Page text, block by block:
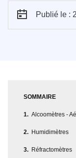
Publié le :
SOMMAIRE
Alcoomètres -
Humidimètres
Réfractomètres